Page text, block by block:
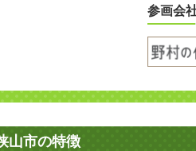
参画会
山市の特徴